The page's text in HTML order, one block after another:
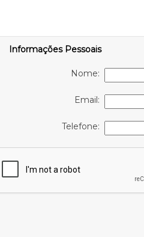
Informações Pessoais
Nome:
Email:
Telefone: